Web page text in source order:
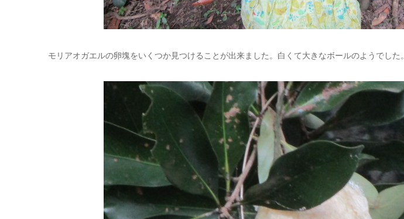
モリアオガエルの卵塊をいくつか見つけることが出来ました。白くて大きなボールのようでした。